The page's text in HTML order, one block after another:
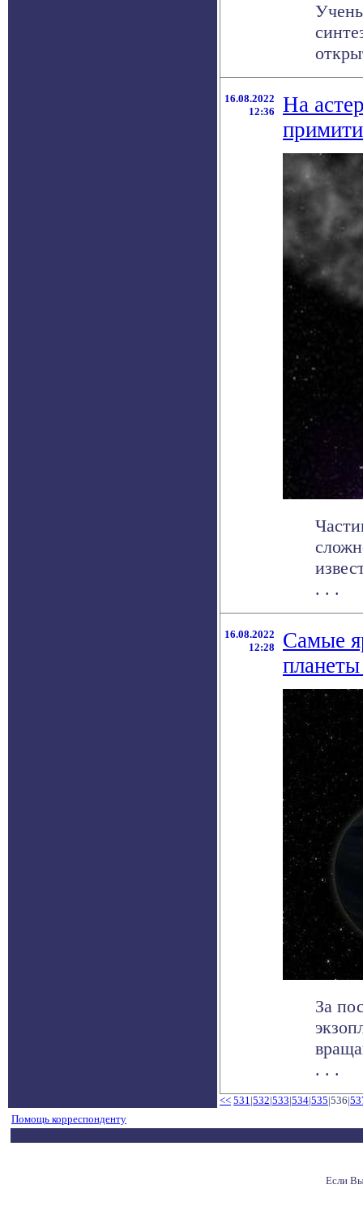
16.08.2022
12:36
На
. . .
16.08.2022
12:28
Самые
За
. . .
<< 531|532|533|534|535|536|
Помощь корреспонденту
Если